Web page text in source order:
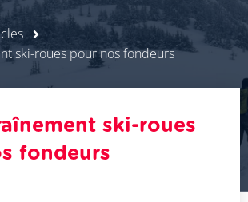
ski-roues pour nos fondeurs
ski-roues
fondeurs